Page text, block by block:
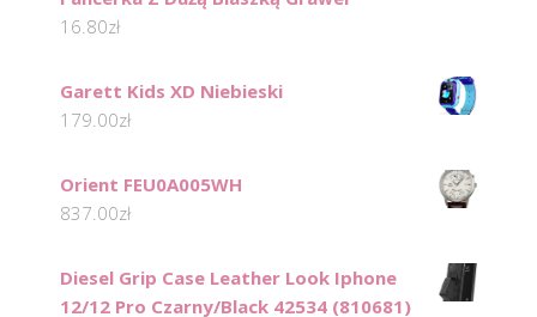
16.80zł
Garett Kids XD Niebieski
179.00zł
Orient FEU0A005WH
837.00zł
Diesel Grip Case Leather Look Iphone
12/12 Pro Czarny/Black 42534 (810681)